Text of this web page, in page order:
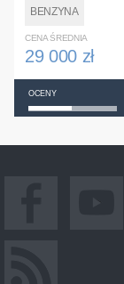
BENZYNA
CENA ŚREDNIA
29 000 zł
OCENY